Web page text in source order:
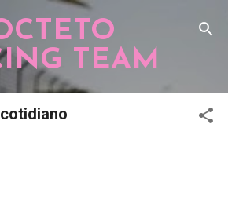
para o conteúdo principal
TEAM